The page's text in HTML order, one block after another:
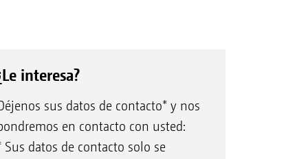
interesa?
sus datos de contacto* y nos
en contacto con usted:
Sus datos de contacto solo se